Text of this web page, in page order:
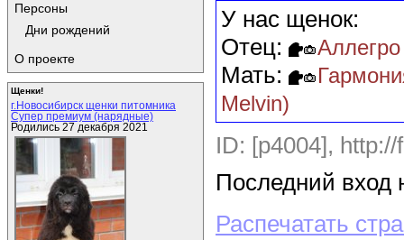
Персоны
Дни рождений
О проекте
Щенки!
г.Новосибирск щенки питомника
Супер премиум (нарядные)
Родились 27 декабря 2021
У нас щенок:
Отец:
Мать:
Melvin)
ID: [p4004],
Последний вход
Распечатать